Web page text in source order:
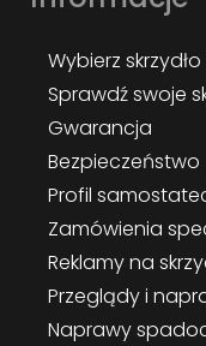
Wybierz
Sprawdź swoje
Gwarancja
Bezpieczeństwo
Profil
Zamówienia
Reklamy na
Przeglądy i
Naprawy